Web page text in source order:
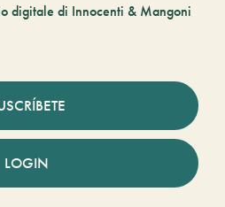
digitale di Innocenti & Mangoni
LOGIN